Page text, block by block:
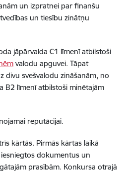
un izpratnei par finanšu
un tiesību zinātņu
jāpārvalda C1 līmenī atbilstoši
valodu apguvei. Tāpat
divu svešvalodu zināšanām, no
B2 līmenī atbilstoši minētajām
reputācijai.
kārtās. Pirmās kārtas laikā
dokumentus un
prasībām. Konkursa otrajā